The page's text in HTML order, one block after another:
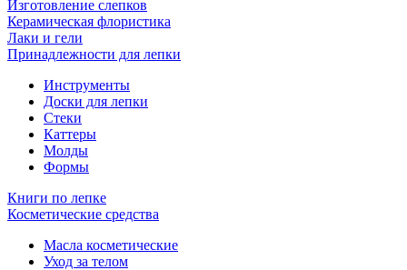
Изготовление слепков
Керамическая флористика
Лаки и гели
Принадлежности для лепки
Инструменты
Доски для лепки
Стеки
Каттеры
Молды
Формы
Книги по лепке
Косметические средства
Масла косметические
Уход за телом